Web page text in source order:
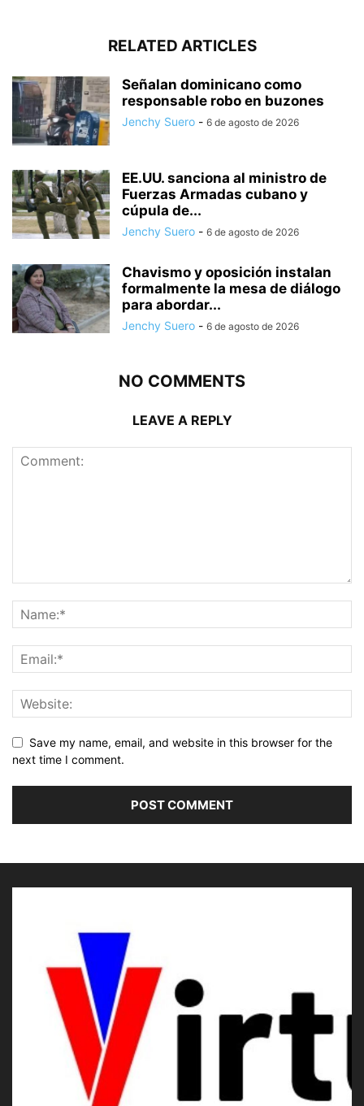
RELATED ARTICLES
Señalan dominicano como
responsable robo en buzones
Jenchy Suero - 6 de agosto de 2026
EE.UU. sanciona al ministro de
Fuerzas Armadas cubano y
cúpula de...
Jenchy Suero - 6 de agosto de 2026
Chavismo y oposición instalan
formalmente la mesa de diálogo
para abordar...
Jenchy Suero - 6 de agosto de 2026
NO COMMENTS
LEAVE A REPLY
Save my name, email, and website in this browser for the
next time I comment.